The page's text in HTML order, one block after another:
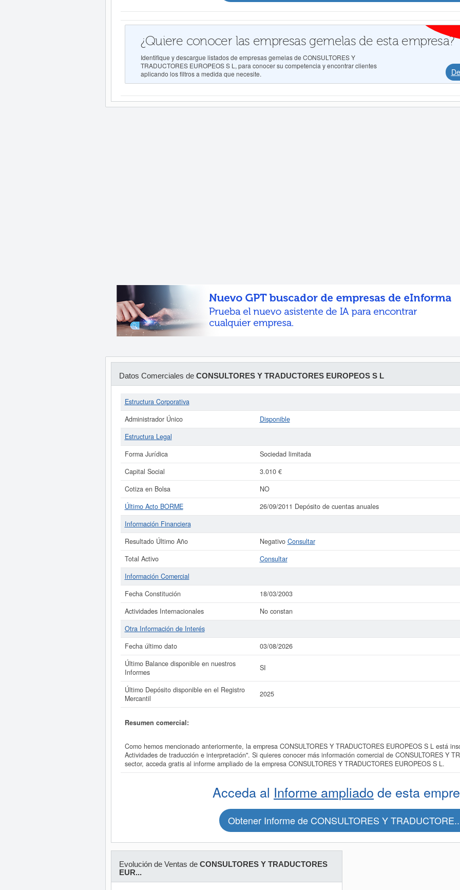
¿Quiere conocer las empresas gemelas de esta empresa?
Identifique y descargue listados de empresas gemelas de CONSULTORES Y
TRADUCTORES EUROPEOS S L, para conocer su competencia y encontrar clientes
aplicando los filtros a medida que necesite.
Datos Comerciales de CONSULTORES Y TRADUCTORES EUROPEOS S L
Estructura Corporativa
Administrador Único
Disponible
Estructura Legal
Forma Jurídica
Sociedad limitada
Capital Social
3.010 €
Cotiza en Bolsa
NO
Último Acto BORME
26/09/2011 Depósito de cuentas anuales
Información Financiera
Resultado Último Año
Negativo Consultar
Total Activo
Consultar
Información Comercial
Fecha Constitución
18/03/2003
Actividades Internacionales
No constan
Otra Información de Interés
Fecha último dato
03/08/2026
Último Balance disponible en nuestros
Informes
SI
Último Depósito disponible en el Registro
Mercantil
2025
Resumen comercial:
Como hemos mencionado anteriormente, la empresa CONSULTORES Y TRADUCTORES EUROPEOS S L está
Actividades de traducción e interpretación". Si quieres conocer más información comercial de CONSULTORES Y
sector, acceda gratis al informe ampliado de la empresa CONSULTORES Y TRADUCTORES EUROPEOS S L.
Acceda al Informe ampliado de esta
Obtener Informe de CONSULTORES Y
Evolución de Ventas de CONSULTORES Y TRADUCTORES
EUR...